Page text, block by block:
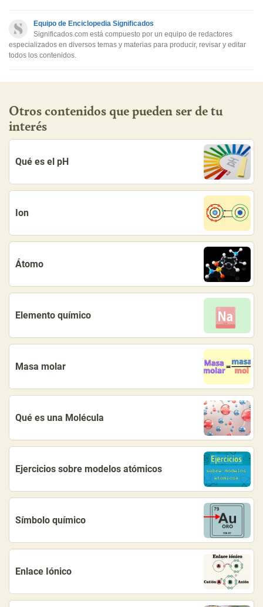
Otro
Equipo de Enciclopedia Significados
Significados.com está compuesto por un equipo de redactores
especializados en diversos temas y materias para producir, revisar y editar
todos los contenidos.
Otros contenidos que pueden ser de tu
interés
Qué es el pH
Ion
Átomo
Elemento químico
Masa molar
Qué es una Molécula
Ejercicios sobre modelos atómicos
Símbolo químico
Enlace Iónico